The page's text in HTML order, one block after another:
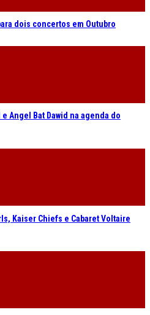
dois concertos em Outubro
Angel Bat Dawid na agenda do
Kaiser Chiefs e Cabaret Voltaire